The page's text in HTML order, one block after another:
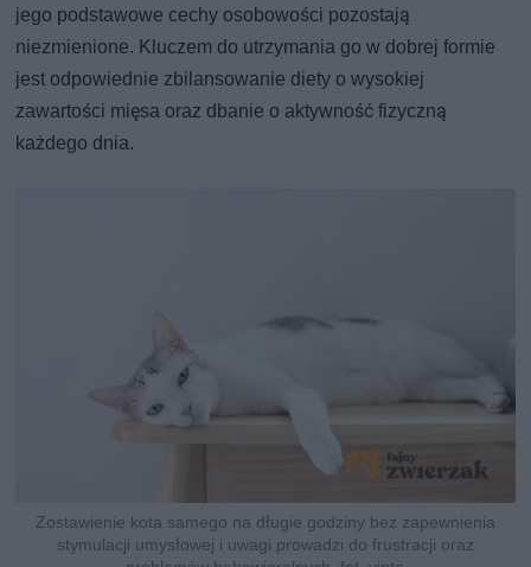
jego podstawowe cechy osobowości pozostają
niezmienione. Kluczem do utrzymania go w dobrej formie
jest odpowiednie zbilansowanie diety o wysokiej
zawartości mięsa oraz dbanie o aktywność fizyczną
każdego dnia.
Zostawienie kota samego na długie godziny bez zapewnienia
stymulacji umysłowej i uwagi prowadzi do frustracji oraz